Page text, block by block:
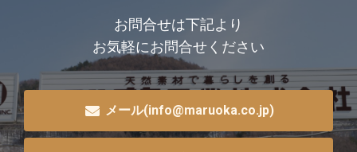
お問合せは下記より
お気軽にお問合せください
メール(info@maruoka.co.jp)